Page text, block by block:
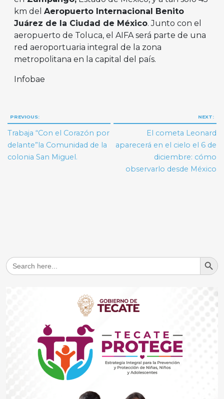
km del Aeropuerto Internacional Benito
Juárez de la Ciudad de México. Junto con el
aeropuerto de Toluca, el AIFA será parte de una
red aeroportuaria integral de la zona
metropolitana en la capital del país.
Infobae
Navegación
de
entradas
PREVIOUS:
Trabaja “Con el Corazón por
delante”la Comunidad de la
colonia San Miguel.
NEXT:
El cometa Leonard
aparecerá en el cielo el 6 de
diciembre: cómo
observarlo desde México
Search
for:
Search